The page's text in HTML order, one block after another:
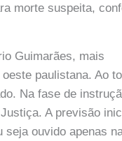
morte suspeita,
Guimarães, mais
paulistana. Ao
Na fase de
A previsão
seja ouvido apenas